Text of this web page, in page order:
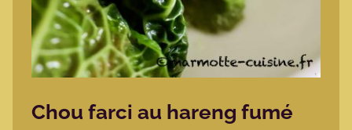
Chou farci au hareng fumé